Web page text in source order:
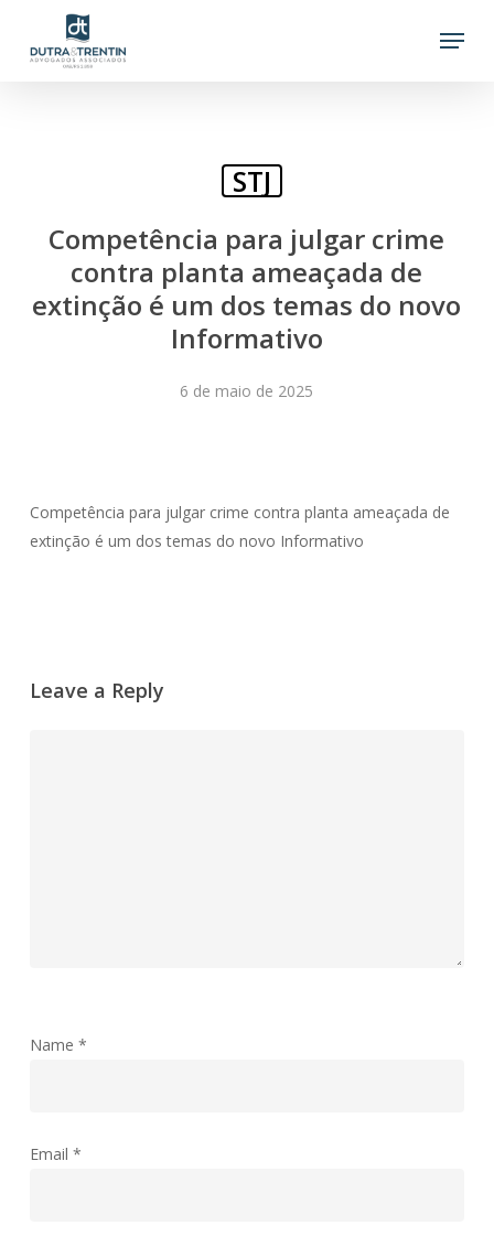
Menu
STJ
Competência para julgar crime
contra planta ameaçada de
extinção é um dos temas do novo
Informativo
6 de maio de 2025
Competência para julgar crime contra planta ameaçada de
extinção é um dos temas do novo Informativo
Leave a Reply
Name *
Email *